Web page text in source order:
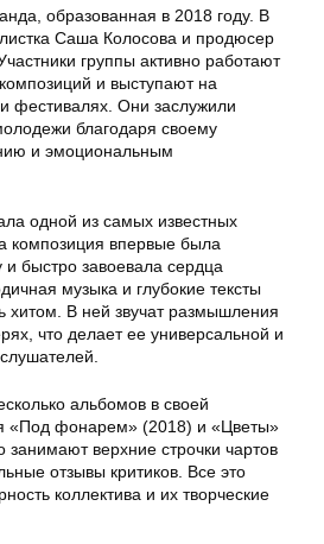
образованная в 2018 году. В
Саша Колосова и продюсер
группы активно работают
и выступают на
фестивалях. Они заслужили
благодаря своему
и эмоциональным
одной из самых известных
композиция впервые была
быстро завоевала сердца
музыка и глубокие тексты
хитом. В ней звучат размышления
что делает ее универсальной и
альбомов в своей
«Под фонарем» (2018) и «Цветы»
занимают верхние строчки чартов
отзывы критиков. Все это
коллектива и их творческие